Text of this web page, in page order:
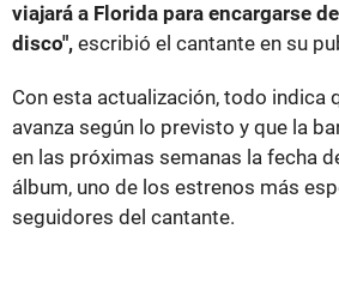
viajará a Florida para encargarse
disco", escribió el cantante en su
Con esta actualización, todo indica
avanza según lo previsto y que la
en las próximas semanas la fecha
álbum, uno de los estrenos más
seguidores del cantante.